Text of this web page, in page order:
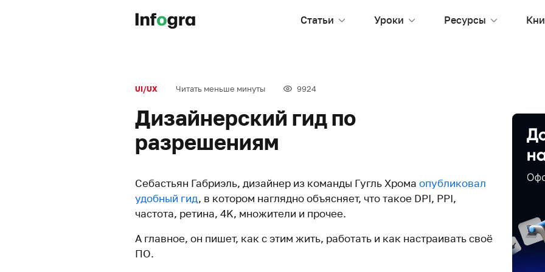
Статьи Уроки Ресурсы
UI/UX Читать меньше минуты 9924
Дизайнерский гид по
разрешениям
Себастьян Габриэль, дизайнер из команды Гугль Хрома опубликовал
удобный гид, в котором наглядно объясняет, что такое DPI, PPI,
частота, ретина, 4K, множители и прочее.
А главное, он пишет, как с этим жить, работать и как настраивать своё
ПО.